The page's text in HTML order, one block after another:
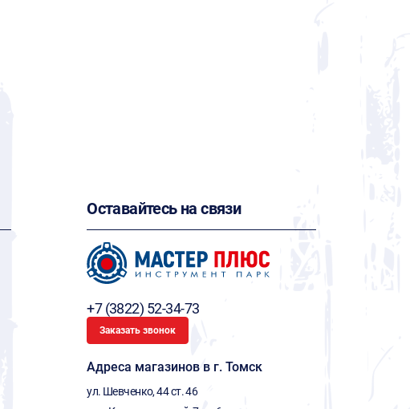
Оставайтесь на связи
+7 (3822) 52-34-73
Заказать звонок
Адреса магазинов в г. Томск
ул. Шевченко, 44 ст. 46